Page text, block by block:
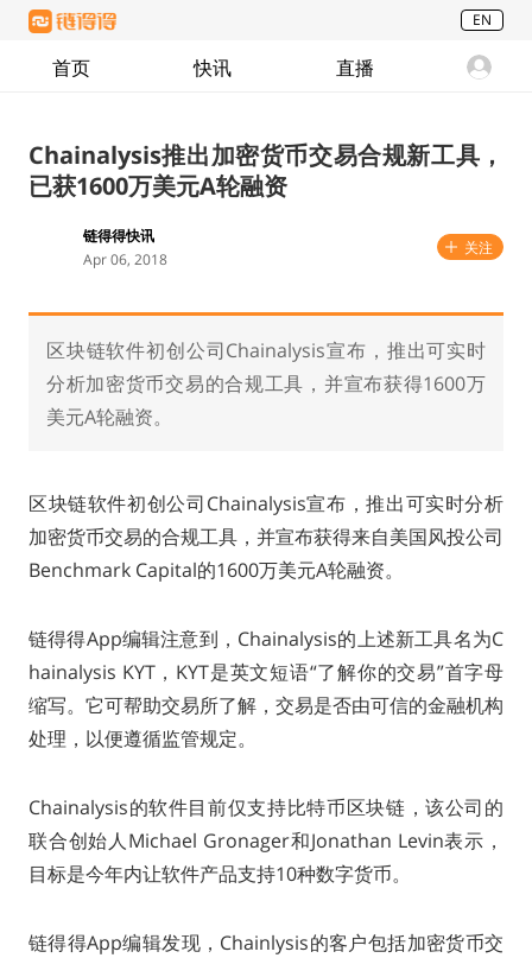
EN
首页 快讯 直播
Chainalysis推出加密货币交易合规新工具，
已获1600万美元A轮融资
链得得快讯
Apr 06, 2018
关注
区块链软件初创公司Chainalysis宣布，推出可实时
分析加密货币交易的合规工具，并宣布获得1600万
美元A轮融资。
区块链软件初创公司Chainalysis宣布，推出可实时分析
加密货币交易的合规工具，并宣布获得来自美国风投公司
Benchmark Capital的1600万美元A轮融资。
链得得App编辑注意到，Chainalysis的上述新工具名为C
hainalysis KYT，KYT是英文短语“了解你的交易”首字母
缩写。它可帮助交易所了解，交易是否由可信的金融机构
处理，以便遵循监管规定。
Chainalysis的软件目前仅支持比特币区块链，该公司的
联合创始人Michael Gronager和Jonathan Levin表示，
目标是今年内让软件产品支持10种数字货币。
链得得App编辑发现，Chainlysis的客户包括加密货币交